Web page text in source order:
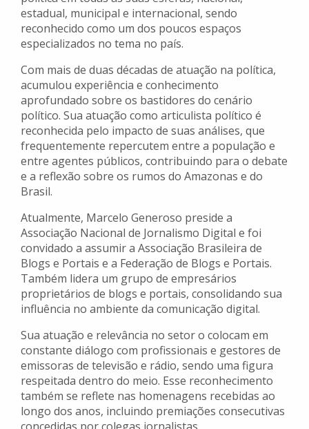
estadual, municipal e internacional, sendo
reconhecido como um dos poucos espaços
especializados no tema no país.
Com mais de duas décadas de atuação na política,
acumulou experiência e conhecimento
aprofundado sobre os bastidores do cenário
político. Sua atuação como articulista político é
reconhecida pelo impacto de suas análises, que
frequentemente repercutem entre a população e
entre agentes públicos, contribuindo para o debate
e a reflexão sobre os rumos do Amazonas e do
Brasil.
Atualmente, Marcelo Generoso preside a
Associação Nacional de Jornalismo Digital e foi
convidado a assumir a Associação Brasileira de
Blogs e Portais e a Federação de Blogs e Portais.
Também lidera um grupo de empresários
proprietários de blogs e portais, consolidando sua
influência no ambiente da comunicação digital.
Sua atuação e relevância no setor o colocam em
constante diálogo com profissionais e gestores de
emissoras de televisão e rádio, sendo uma figura
respeitada dentro do meio. Esse reconhecimento
também se reflete nas homenagens recebidas ao
longo dos anos, incluindo premiações consecutivas